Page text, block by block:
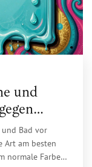
und
Bad vor
Art am besten
normale Farbe